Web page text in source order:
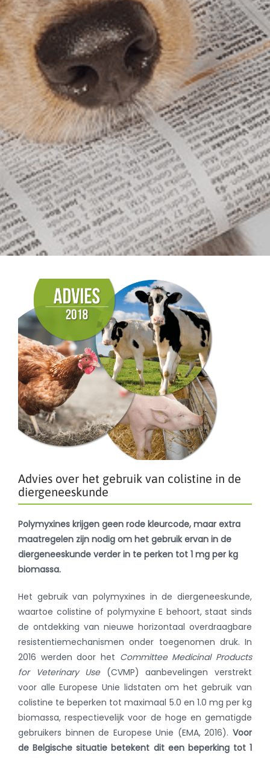
Advies over het gebruik van colistine in de
diergeneeskunde
Polymyxines krijgen geen rode kleurcode, maar extra
maatregelen zijn nodig om het gebruik ervan in de
diergeneeskunde verder in te perken tot 1 mg per kg
biomassa.
Het gebruik van polymyxines in de diergeneeskunde,
waartoe colistine of polymyxine E behoort, staat sinds
de ontdekking van nieuwe horizontaal overdraagbare
resistentiemechanismen onder toegenomen druk. In
2016 werden door het Committee Medicinal Products
for Veterinary Use (CVMP) aanbevelingen verstrekt
voor alle Europese Unie lidstaten om het gebruik van
colistine te beperken tot maximaal 5.0 en 1.0 mg per kg
biomassa, respectievelijk voor de hoge en gematigde
gebruikers binnen de Europese Unie (EMA, 2016). Voor
de Belgische situatie betekent dit een beperking tot 1